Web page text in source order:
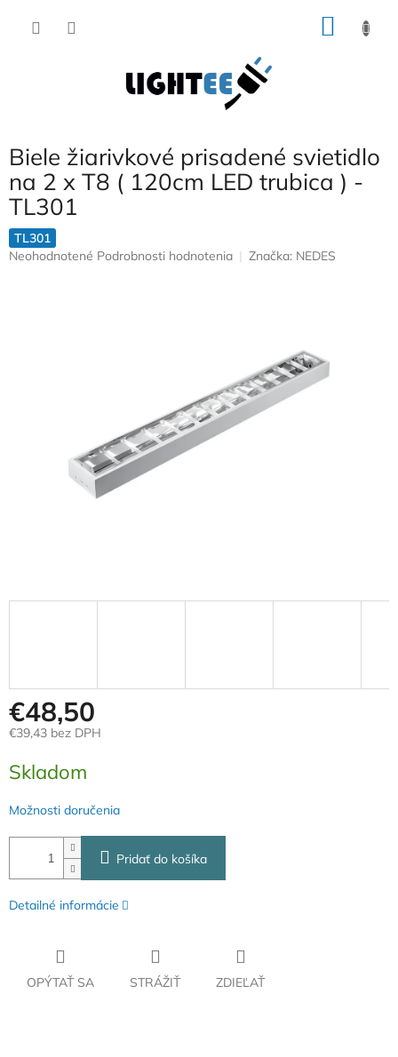
Biele žiarivkové prisadené svietidlo
na 2 x T8 ( 120cm LED trubica ) -
TL301
TL301
Priemerné
Neohodnotené Podrobnosti hodnotenia Značka: NEDES
€48,50
€39,43 bez DPH
cena:
Skladom
Možnosti doručenia
Pridať do košíka
Detailné informácie
OPÝTAŤ SA STRÁŽIŤ ZDIEĽAŤ